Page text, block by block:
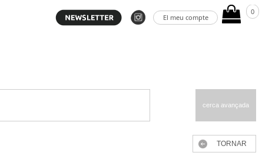
El meu compte
0
cerca avançada
TORNAR